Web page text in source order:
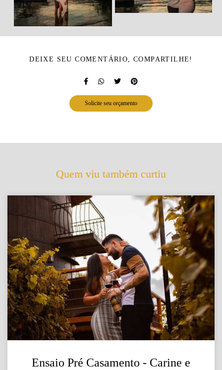
DEIXE SEU COMENTÁRIO, COMPARTILHE!
Solicite seu orçamento
Quem viu também curtiu
Ensaio Pré Casamento - Carine e